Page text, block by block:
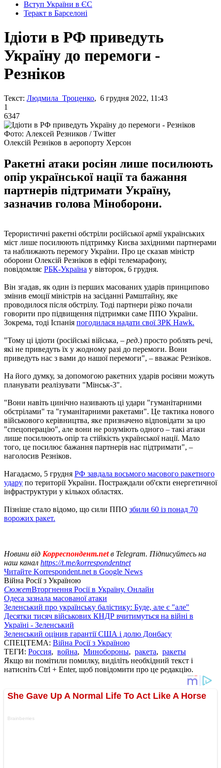
Вступ України в ЄС
Теракт в Барселоні
Ідіоти в РФ приведуть
Україну до перемоги -
Резніков
Текст: Людмила Троценко, 6 грудня 2022, 11:43
1
6347
Фото: Алексей Резников / Twitter
Олексій Резніков в аеропорту Херсон
Ракетні атаки росіян лише посилюють
опір української нації та бажання
партнерів підтримати Україну,
зазначив голова Міноборони.
Терористичні ракетні обстріли російської армії українських
міст лише посилюють підтримку Києва західними партнерами
та наближають перемогу України. Про це сказав міністр
оборони Олексій Резніков в ефірі телемарафону,
повідомляє РБК-Україна у вівторок, 6 грудня.
Він згадав, як один із перших масованих ударів принципово
змінив емоції міністрів на засіданні Рамштайну, яке
проводилося після обстрілу. Тоді партнери різко почали
говорити про підвищення підтримки саме ППО України.
Зокрема, тоді Іспанія погодилася надати свої ЗРК Hawk.
"Тому ці ідіоти (російські війська, – ред.) просто роблять речі,
які не приведуть їх у жодному разі до перемоги. Вони
приведуть нас з вами до нашої перемоги", – вважає Резніков.
На його думку, за допомогою ракетних ударів росіяни можуть
планувати реалізувати "Мінськ-3".
"Вони навіть цинічно називають ці удари "гуманітарними
обстрілами" та "гуманітарними ракетами". Це тактика нового
військового керівництва, яке призначено відповідати за цю
"спецоперацію", але вони не розуміють одного – такі атаки
лише посилюють опір та стійкість української нації. Мало
того, це посилює бажання партнерів нас підтримати", –
наголосив Резніков.
Нагадаємо, 5 грудня РФ завдала восьмого масового ракетного
удару по території України. Постраждали об'єкти енергетичної
інфраструктури у кількох областях.
Пізніше стало відомо, що сили ППО збили 60 із понад 70
ворожих ракет.
Новини від Корреспондент.netв Telegram. Підписуйтесь на
наш канал https://t.me/korrespondentnet
Читайте Korrespondent.net в Google News
Війна Росії з Україною
СюжетВторгнення Росії в Україну. Онлайн
Одеса зазнала масованої атаки
Зеленський про українську балістику: Буде, але є "але"
Десятки тисяч військових КНДР вчитимуться на війні в
Україні - Зеленський
Зеленський оцінив гарантії США і долю Донбасу
СПЕЦТЕМА: Війна Росії з Україною
ТЕГИ: Россия, война, Минобороны, ракета, ракеты
Якщо ви помітили помилку, виділіть необхідний текст і
натисніть Ctrl + Enter, щоб повідомити про це редакцію.